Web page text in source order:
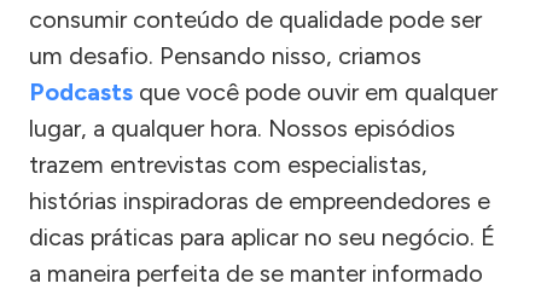
consumir conteúdo de qualidade pode ser
um desafio. Pensando nisso, criamos
Podcasts que você pode ouvir em qualquer
lugar, a qualquer hora. Nossos episódios
trazem entrevistas com especialistas,
histórias inspiradoras de empreendedores e
dicas práticas para aplicar no seu negócio. É
a maneira perfeita de se manter informado